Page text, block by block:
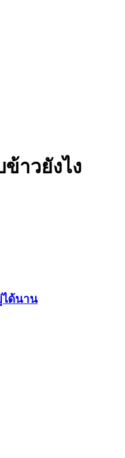
ข้าวยังไง
ได้นาน